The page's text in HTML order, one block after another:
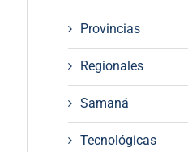
Provincias
Regionales
Samaná
Tecnológicas